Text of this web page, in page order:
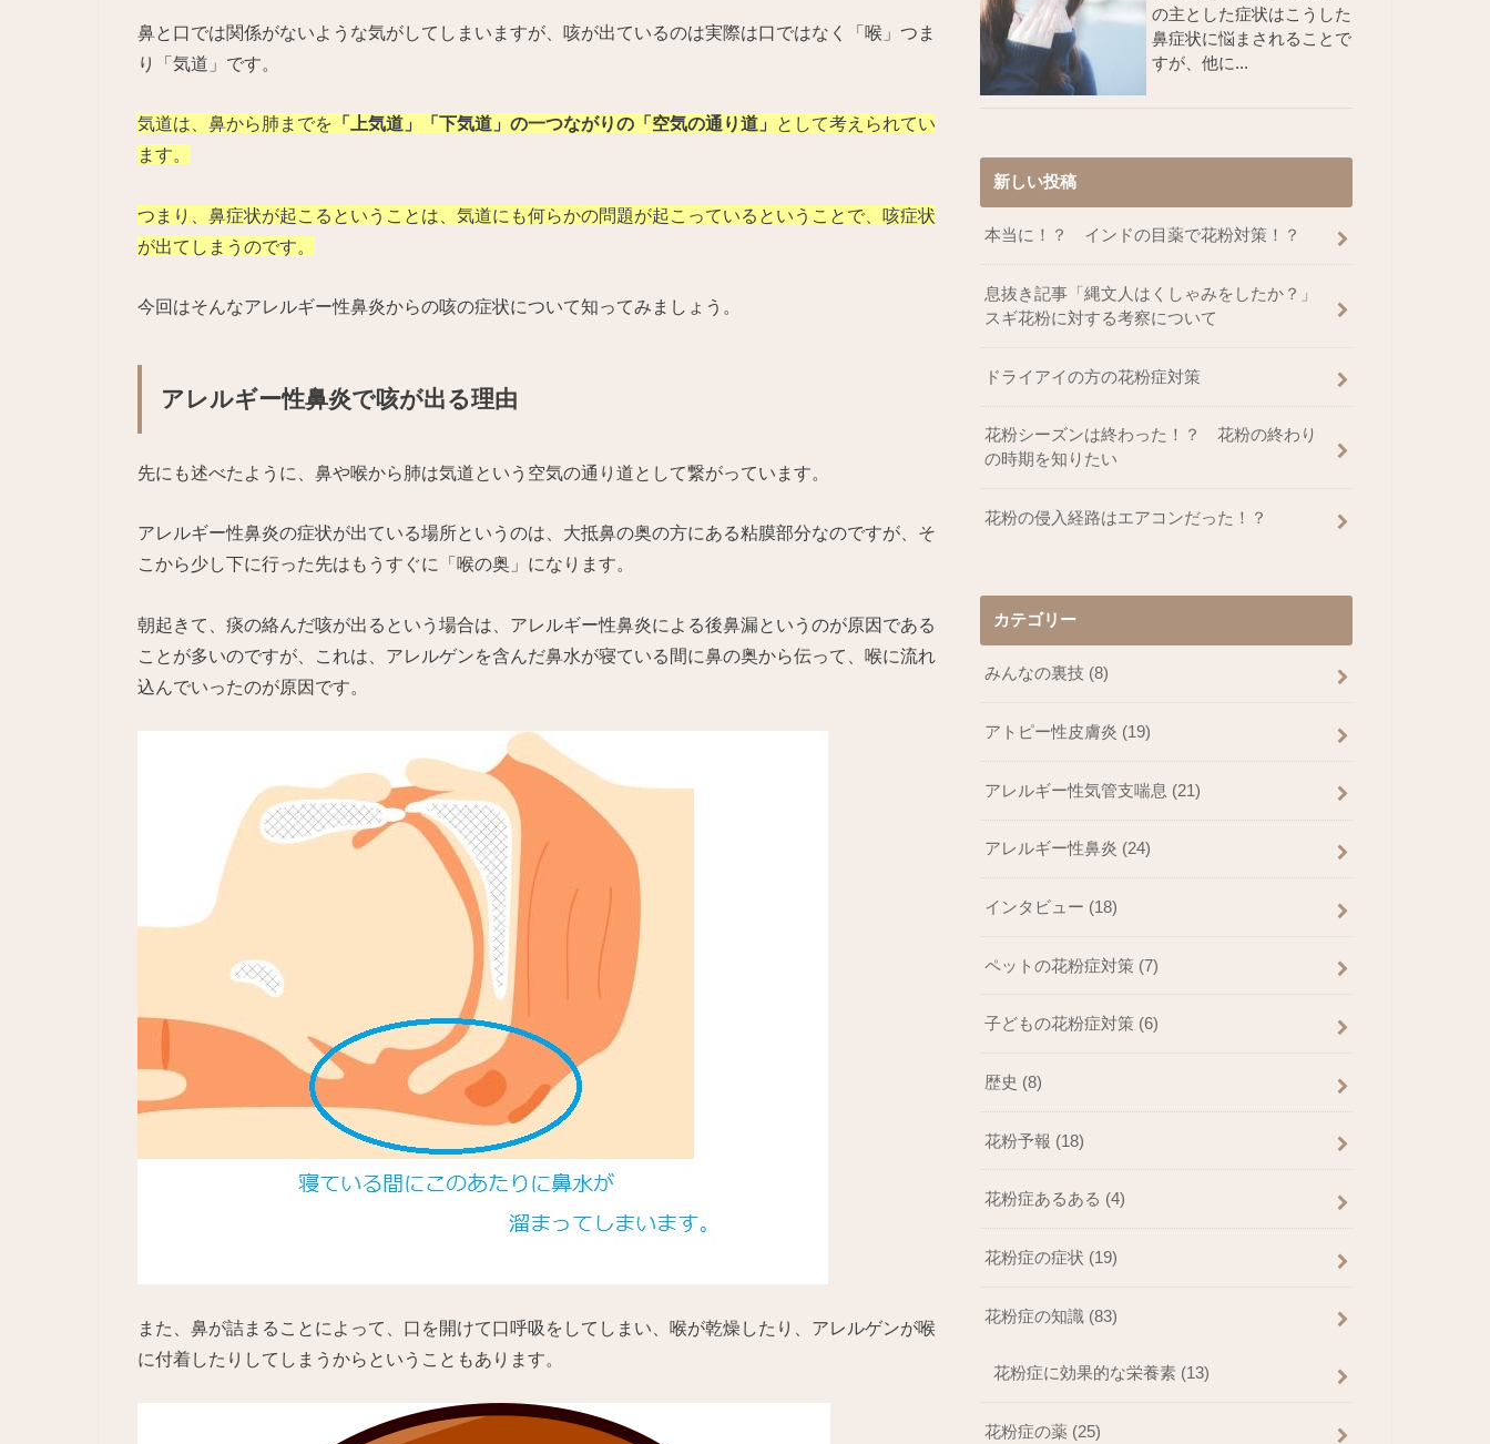
鼻と口では関係がないような気がしてしまいますが、咳が出ているのは実際は口ではなく「喉」つま
り「気道」です。
気道は、鼻から肺までを 「上気道」「下気道」の一つながりの「空気の通り道」
として考えられてい
ます。
つまり、鼻症状が起こるということは、気道にも何らかの問題が起こっているということで、咳症状
が出てしまうのです。
今回はそんなアレルギー性鼻炎からの咳の症状について知ってみましょう。
アレルギー性鼻炎で咳が出る理由
先にも述べたように、鼻や喉から肺は気道という空気の通り道として繋がっています。
アレルギー性鼻炎の症状が出ている場所というのは、大抵鼻の奥の方にある粘膜部分なのですが、そ
こから少し下に行った先はもうすぐに「喉の奥」になります。
朝起きて、痰の絡んだ咳が出るという場合は、アレルギー性鼻炎による後鼻漏というのが原因である
ことが多いのですが、これは、アレルゲンを含んだ鼻水が寝ている間に鼻の奥から伝って、喉に流れ
込んでいったのが原因です。
また、鼻が詰まることによって、口を開けて口呼吸をしてしまい、喉が乾燥したり、アレルゲンが喉
に付着したりしてしまうからということもあります。
の主とした症状はこうした
鼻症状に悩まされることで
すが、他に...
新しい投稿
本当に！？ インドの目薬で花粉対策！？
息抜き記事「縄文人はくしゃみをしたか？」
スギ花粉に対する考察について
ドライアイの方の花粉症対策
花粉シーズンは終わった！？ 花粉の終わり
の時期を知りたい
花粉の侵入経路はエアコンだった！？
カテゴリー
みんなの裏技 (8)
アトピー性皮膚炎 (19)
アレルギー性気管支喘息 (21)
アレルギー性鼻炎 (24)
インタビュー (18)
ペットの花粉症対策 (7)
子どもの花粉症対策 (6)
歴史 (8)
花粉予報 (18)
花粉症あるある (4)
花粉症の症状 (19)
花粉症の知識 (83)
花粉症に効果的な栄養素 (13)
花粉症の薬 (25)